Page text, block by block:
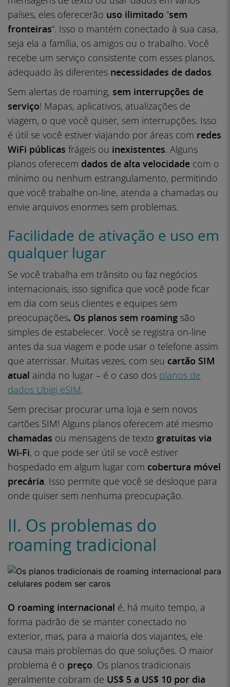
países, eles oferecerão uso ilimitado “sem
fronteiras“. Isso o mantém conectado à sua casa,
seja ela a família, os amigos ou o trabalho. Você
recebe um serviço consistente com esses planos,
adequado às diferentes necessidades de dados.
Sem alertas de roaming, sem interrupções de
serviço! Mapas, aplicativos, atualizações de
viagem, o que você quiser, sem interrupções. Isso
é útil se você estiver viajando por áreas com redes
WiFi públicas frágeis ou inexistentes. Alguns
planos oferecem dados de alta velocidade com o
mínimo ou nenhum estrangulamento, permitindo
que você trabalhe on-line, atenda a chamadas ou
envie arquivos enormes sem problemas.
Facilidade de ativação e uso em
qualquer lugar
Se você trabalha em trânsito ou faz negócios
internacionais, isso significa que você pode ficar
em dia com seus clientes e equipes sem
preocupações. Os planos sem roaming são
simples de estabelecer. Você se registra on-line
antes da sua viagem e pode usar o telefone assim
que aterrissar. Muitas vezes, com seu cartão SIM
atual ainda no lugar – é o caso dos planos de
dados Ubigi eSIM.
Sem precisar procurar uma loja e sem novos
cartões SIM! Alguns planos oferecem até mesmo
chamadas ou mensagens de texto gratuitas via
Wi-Fi, o que pode ser útil se você estiver
hospedado em algum lugar com cobertura móvel
precária. Isso permite que você se desloque para
onde quiser sem nenhuma preocupação.
II. Os problemas do
roaming tradicional
O roaming internacional é, há muito tempo, a
forma padrão de se manter conectado no
exterior, mas, para a maioria dos viajantes, ele
causa mais problemas do que soluções. O maior
problema é o preço. Os planos tradicionais
geralmente cobram de US$ 5 a US$ 10 por dia